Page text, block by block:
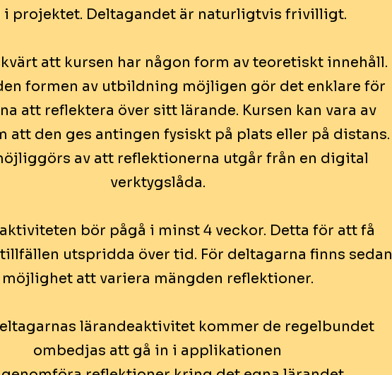
i projektet. Deltagandet är naturligtvis frivilligt.
att kursen har någon form av teoretiskt innehåll.
formen av utbildning möjligen gör det enklare för
att reflektera över sitt lärande. Kursen kan vara av
att den ges antingen fysiskt på plats eller på distans.
av att reflektionerna utgår från en digital
verktygslåda.
bör pågå i minst 4 veckor. Detta för att få
utspridda över tid. För deltagarna finns sedan
möjlighet att variera mängden reflektioner.
lärandeaktivitet kommer de regelbundet
ombedjas att gå in i applikationen